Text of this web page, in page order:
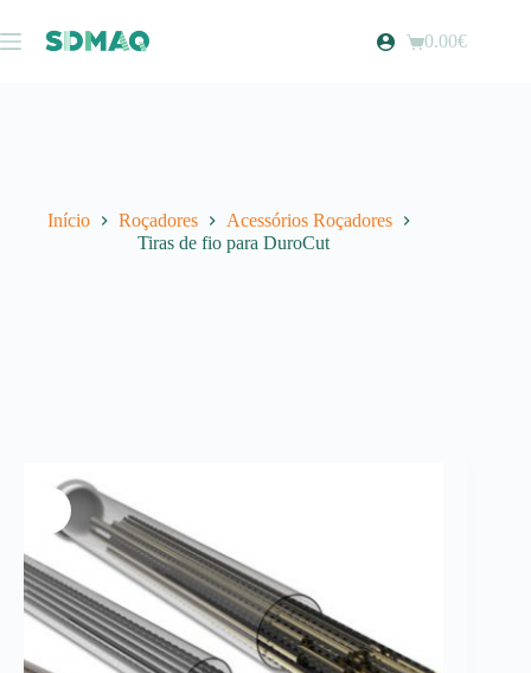
para
o
Carrinho
0.00€
Início Roçadores
Acessórios Roçadores
Tiras de fio para DuroCut